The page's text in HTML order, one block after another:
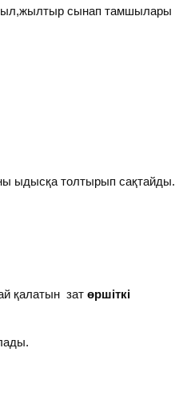
сынап тамшылары
ыдысқа толтырып сақтайды.
қалатын затөршіткі